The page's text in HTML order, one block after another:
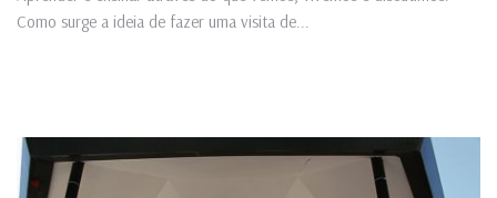
Como surge a ideia de fazer uma visita de...